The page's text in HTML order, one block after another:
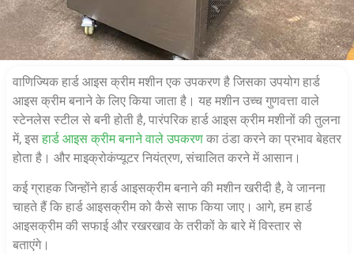
वाणिज्यिक हार्ड आइस क्रीम मशीन एक उपकरण है जिसका उपयोग हार्ड
आइस क्रीम बनाने के लिए किया जाता है। यह मशीन उच्च गुणवत्ता वाले
स्टेनलेस स्टील से बनी होती है, पारंपरिक हार्ड आइस क्रीम मशीनों की तुलना
में, इसहार्ड आइस क्रीम बनाने वाले उपकरण का ठंडा करने का प्रभाव बेहतर
होता है। और माइक्रोकंप्यूटर नियंत्रण, संचालित करने में आसान।
कई ग्राहक जिन्होंने हार्ड आइसक्रीम बनाने की मशीन खरीदी है, वे जानना
चाहते हैं कि हार्ड आइसक्रीम को कैसे साफ किया जाए। आगे, हम हार्ड
आइसक्रीम की सफाई और रखरखाव के तरीकों के बारे में विस्तार से
बताएंगे।